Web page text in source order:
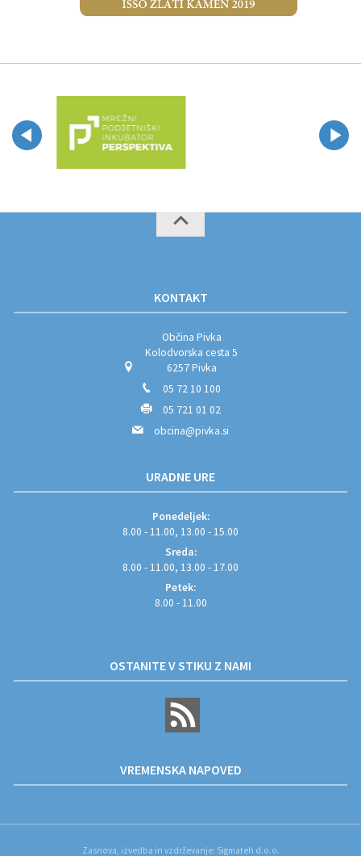
KONTAKT
Občina Pivka
Kolodvorska cesta 5
6257 Pivka
05 72 10 100
05 721 01 02
obcina@pivka.si
URADNE URE
Ponedeljek:
8.00 - 11.00, 13.00 - 15.00
Sreda:
8.00 - 11.00, 13.00 - 17.00
Petek:
8.00 - 11.00
OSTANITE V STIKU Z NAMI
VREMENSKA NAPOVED
Zasnova, izvedba in vzdrževanje: Sigmateh d.o.o.